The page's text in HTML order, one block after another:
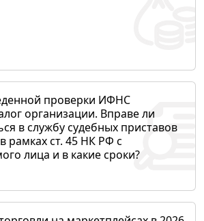
проверки ИФНС
организации. Вправе ли
в службу судебных приставов
рамках ст. 45 НК РФ с
лица и в какие сроки?